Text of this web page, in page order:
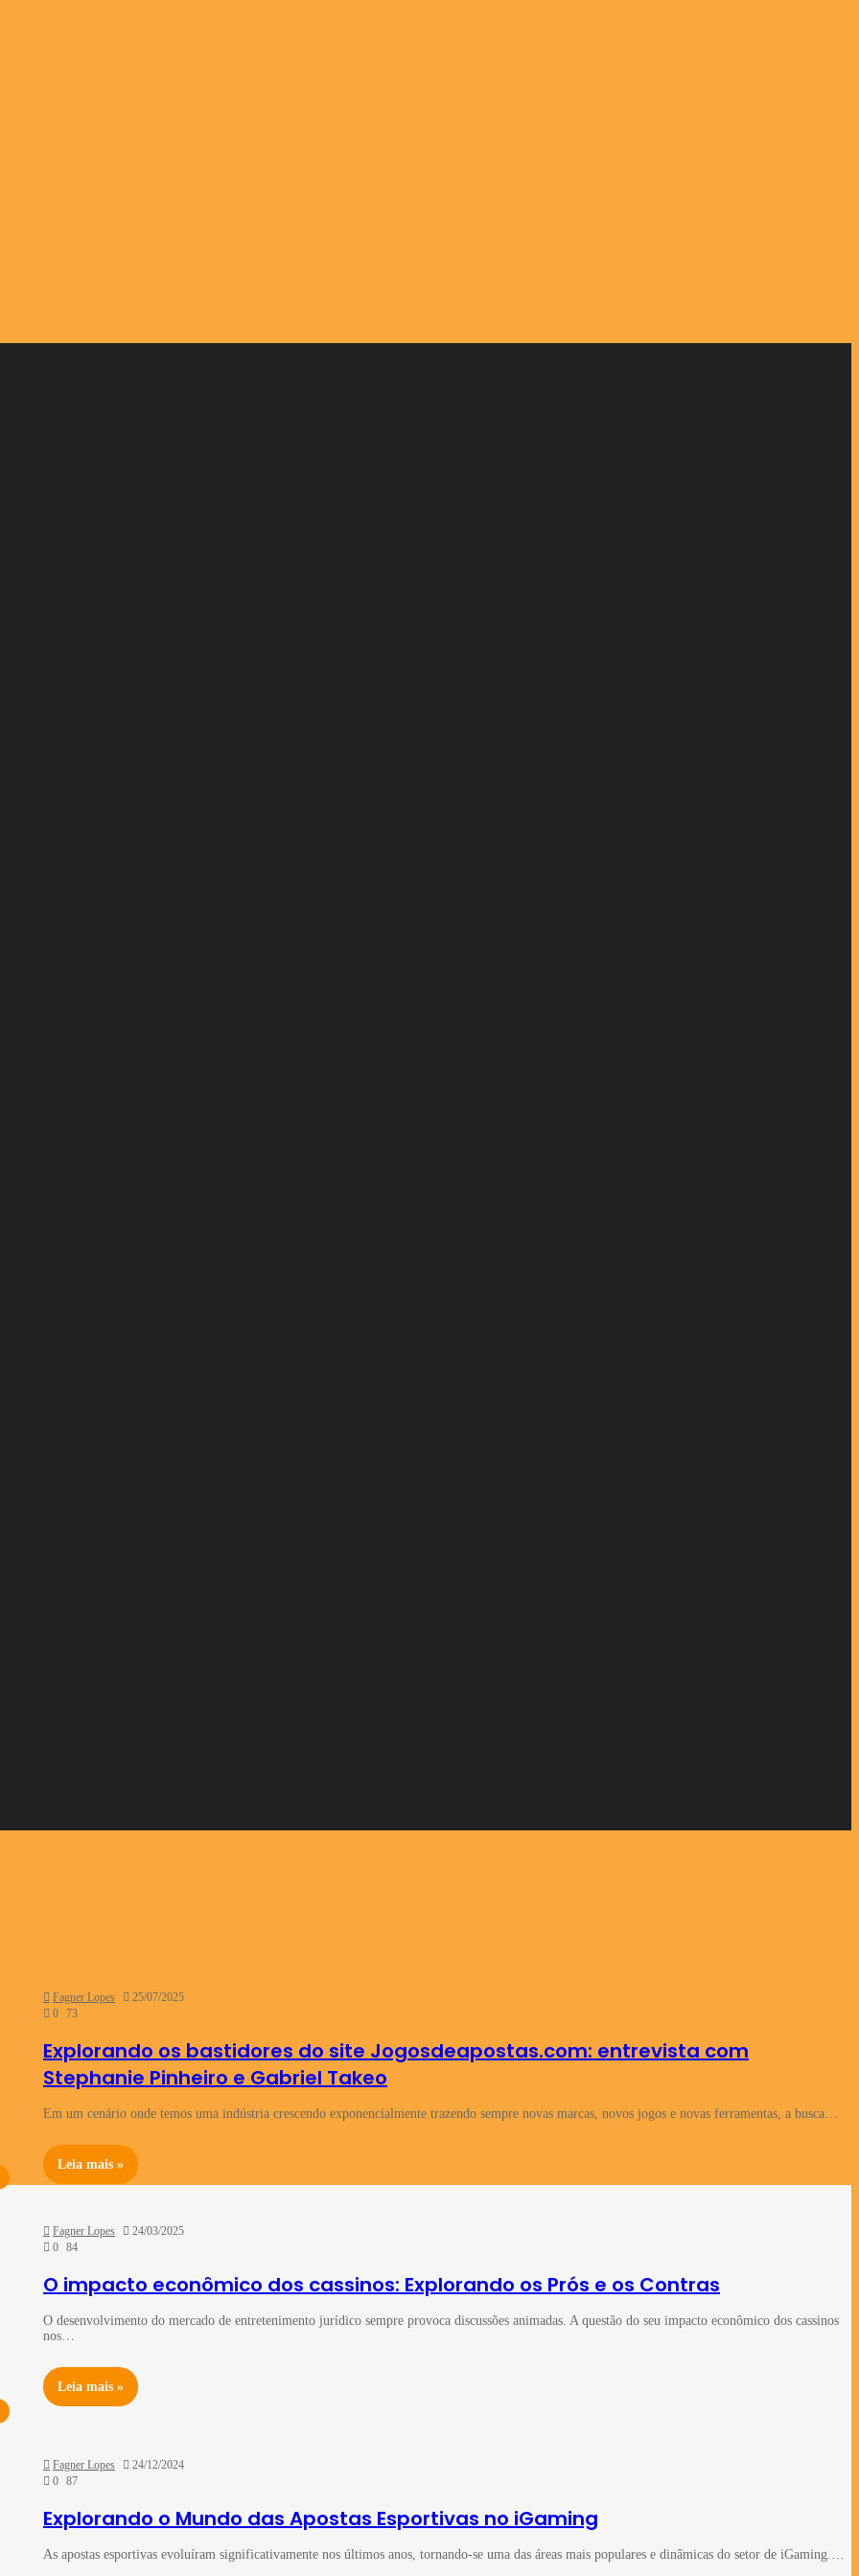
Fagner Lopes
25/07/2025
0 73
Explorando os bastidores do site Jogosdeapostas.com: entrevista com
Stephanie Pinheiro e Gabriel Takeo
Em um cenário onde temos uma indústria crescendo exponencialmente trazendo sempre novas marcas, novos jogos e novas ferramentas, a busca…
Leia mais »
Fagner Lopes
24/03/2025
0 84
O impacto econômico dos cassinos: Explorando os Prós e os Contras
O desenvolvimento do mercado de entretenimento jurídico sempre provoca discussões animadas. A questão do seu impacto econômico dos cassinos
nos…
Leia mais »
Fagner Lopes
24/12/2024
0 87
Explorando o Mundo das Apostas Esportivas no iGaming
As apostas esportivas evoluíram significativamente nos últimos anos, tornando-se uma das áreas mais populares e dinâmicas do setor de iGaming.…